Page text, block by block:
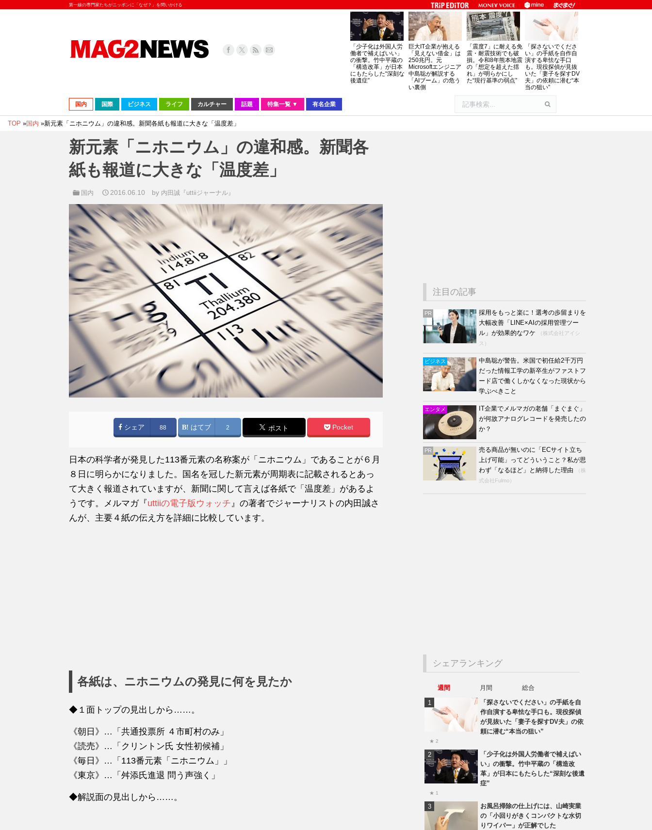
第一線の専門家たちがニッポンに「なぜ？」を問いかける
「少子化は外国人労
働者で補えばいい」
の衝撃。竹中平蔵の
「構造改革」が日本
にもたらした“深刻な
後遺症”
巨大IT企業が抱える
「見えない借金」は
250兆円。元
Microsoftエンジニア
中島聡が解説する
「AIブーム」の危う
い裏側
「震度7」に耐える免
震・耐震技術でも破
損。令和8年熊本地震
の「想定を超えた揺
れ」が明らかにし
た“現行基準の弱点”
「探さないでくださ
い」の手紙を自作自
演する卑怯な手口
も。現役探偵が見抜
いた「妻子を探すDV
夫」の依頼に潜む“本
当の狙い”
国内 国際 ビジネス ライフ カルチャー 話題 特集一覧 ▼ 有名企業
TOP »国内 »新元素「ニホニウム」の違和感。新聞各紙も報道に大きな「温度差」
新元素「ニホニウム」の違和感。新聞各
紙も報道に大きな「温度差」
国内 2016.06.10 by 内田誠『uttiiジャーナル』
シェア 88 はてブ 2 ポスト Pocket
日本の科学者が発見した113番元素の名称案が「ニホニウム」であることが６月
８日に明らかになりました。国名を冠した新元素が周期表に記載されるとあっ
て大きく報道されていますが、新聞に関して言えば各紙で「温度差」があるよ
うです。メルマガ『uttiiの電子版ウォッチ 』の著者でジャーナリストの内田誠さ
んが、主要４紙の伝え方を詳細に比較しています。
各紙は、ニホニウムの発見に何を見たか
◆１面トップの見出しから……。
《朝日》…「共通投票所 ４市町村のみ」
《読売》…「クリントン氏 女性初候補」
《毎日》…「113番元素「ニホニウム」」
《東京》…「舛添氏進退 問う声強く」
◆解説面の見出しから……。
注目の記事
PR
採用をもっと楽に！選考の歩留まりを
大幅改善「LINE×AIの採用管理ツー
ル」が効果的なワケ
（株式会社アイシ
ス）
ビジネス
中島聡が警告。米国で初任給2千万円
だった情報工学の新卒生がファストフ
ード店で働くしかなくなった現状から
学ぶべきこと
エンタメ
IT企業でメルマガの老舗「まぐまぐ」
が何故アナログレコードを発売したの
か？
PR
売る商品が無いのに「ECサイト立ち
上げ可能」ってどういうこと？私が思
わず「なるほど」と納得した理由
（株
式会社Fulmo）
シェアランキング
週間 月間
総合
「探さないでください」の手紙を自
作自演する卑怯な手口も。現役探偵
が見抜いた「妻子を探すDV夫」の依
頼に潜む“本当の狙い”
★ 2
「少子化は外国人労働者で補えばい
い」の衝撃。竹中平蔵の「構造改
革」が日本にもたらした“深刻な後遺
症”
★ 1
お風呂掃除の仕上げには、山崎実業
の「小回りがきくコンパクトな水切
りワイパー」が正解でした